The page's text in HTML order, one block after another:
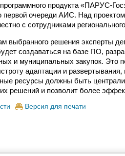
продукта «ПАРУС-
первой очереди АИС. Над
с сотрудниками
выбранного решения эксперты
создаваться на базе ПО,
и муниципальных закупок. Это
адаптации и развертывания,
ресурсы должны быть
решений и позволит более
Версия для печати